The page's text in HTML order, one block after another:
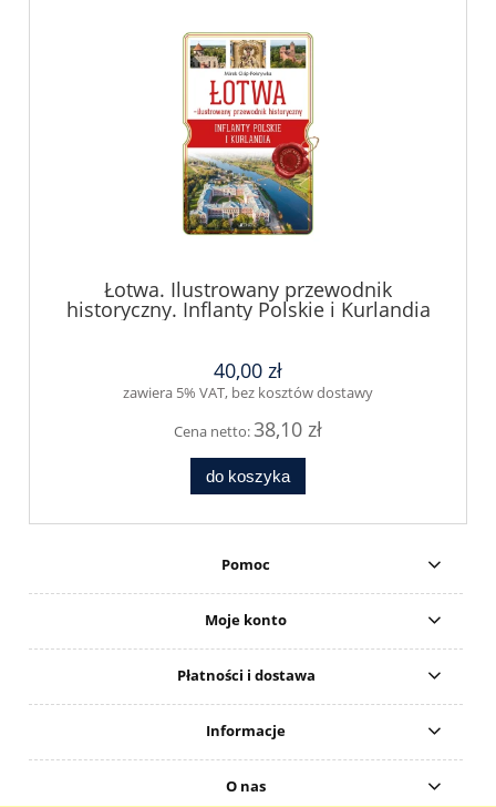
Łotwa. Ilustrowany przewodnik
historyczny. Inflanty Polskie i Kurlandia
40,00 zł
zawiera 5% VAT, bez kosztów dostawy
Cena netto:38,10 zł
do koszyka
Pomoc
Moje konto
Płatności i dostawa
Informacje
O nas